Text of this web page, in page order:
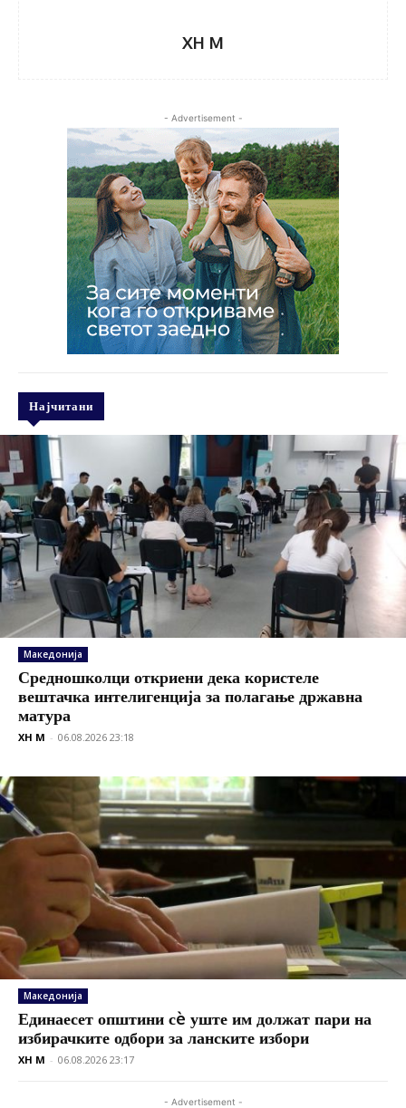
XH M
- Advertisement -
Најчитани
Македонија
Средношколци откриени дека користеле
вештачка интелигенција за полагање државна
матура
XH M - 06.08.2026 23:18
Македонија
Единаесет општини сè уште им должат пари на
избирачките одбори за ланските избори
XH M - 06.08.2026 23:17
- Advertisement -